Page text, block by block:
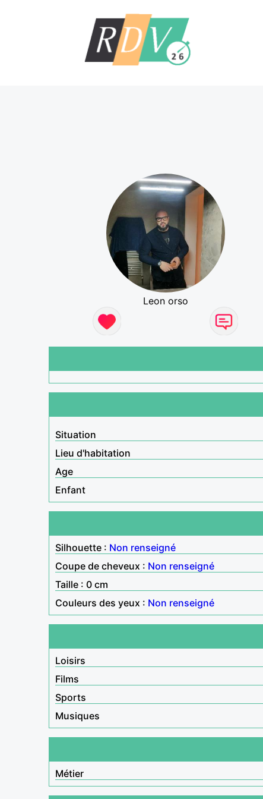
Leon orso
Situation
Lieu d'habitation
Age
Enfant
Silhouette : Non renseigné
Coupe de cheveux : Non renseigné
Taille : 0 cm
Couleurs des yeux : Non renseigné
Loisirs
Films
Sports
Musiques
Métier